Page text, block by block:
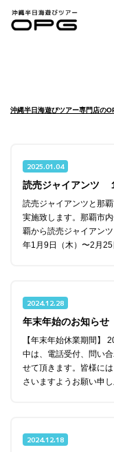
シュノーケリング
マリンスポーツ
インフォメーショ
沖縄半日海遊びツアー専門店の
2025.01.04
読売ジャイアンツ
読売ジャイアンツと那
実施致します。那覇市
覇から読売ジャイアン
年1⽉9⽇（⽊）〜2⽉
2024.12.28
年末年始のお知らせ
【年末年始休業期間】
中は、電話受付、問い
せて頂きます。皆様に
さいますようお願い申
2024.12.18